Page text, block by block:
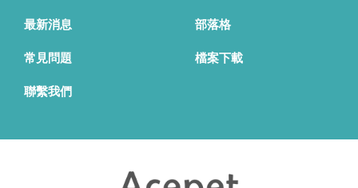
最新消息 部落格
常見問題 檔案下載
聯繫我們